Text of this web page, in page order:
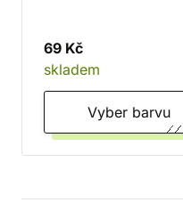
69 Kč
skladem
Vyber barvu